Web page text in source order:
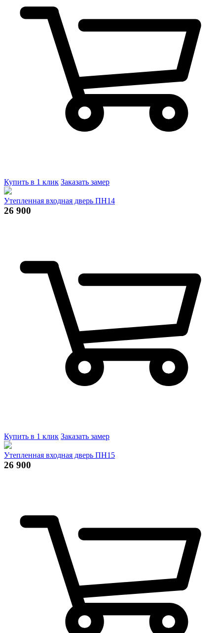
Купить в 1 клик Заказать замер
Утепленная входная дверь ПН14
26 900
Купить в 1 клик Заказать замер
Утепленная входная дверь ПН15
26 900